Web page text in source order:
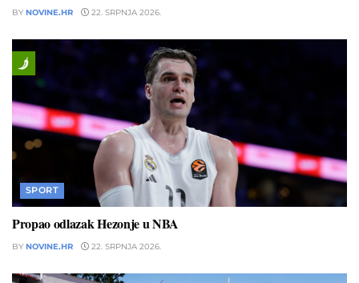
BY NOVINE.HR 22. SRPNJA 2026.
SPORT
Propao odlazak Hezonje u NBA
BY NOVINE.HR 22. SRPNJA 2026.